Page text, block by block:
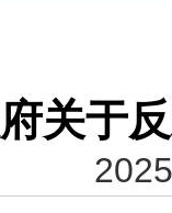
关于